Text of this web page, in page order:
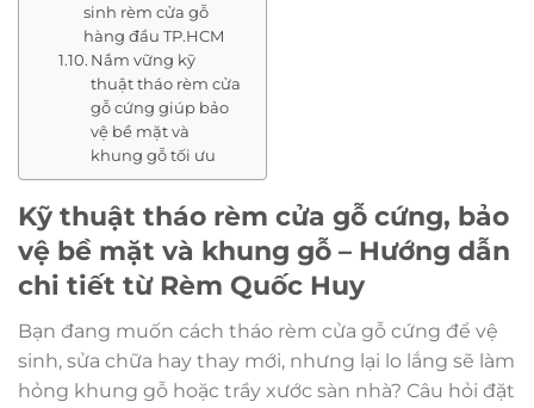
sinh rèm cửa gỗ
hàng đầu TP.HCM
Nắm vững kỹ
thuật tháo rèm cửa
gỗ cứng giúp bảo
vệ bề mặt và
khung gỗ tối ưu
Kỹ thuật tháo rèm cửa gỗ cứng, bảo
vệ bề mặt và khung gỗ – Hướng dẫn
chi tiết từ Rèm Quốc Huy
Bạn đang muốn cách tháo rèm cửa gỗ cứng để vệ
sinh, sửa chữa hay thay mới, nhưng lại lo lắng sẽ làm
hỏng khung gỗ hoặc trầy xước sàn nhà? Câu hỏi đặt